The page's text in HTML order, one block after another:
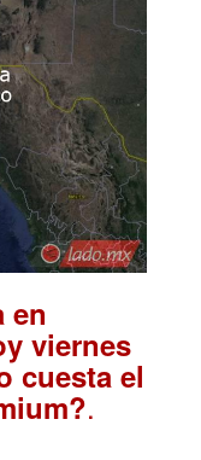
en
viernes
cuesta el
.